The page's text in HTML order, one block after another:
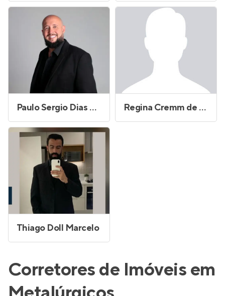
Paulo Sergio Dias Carias Regina Cremm de Freitas Silva
Thiago Doll Marcelo
Corretores de Imóveis em